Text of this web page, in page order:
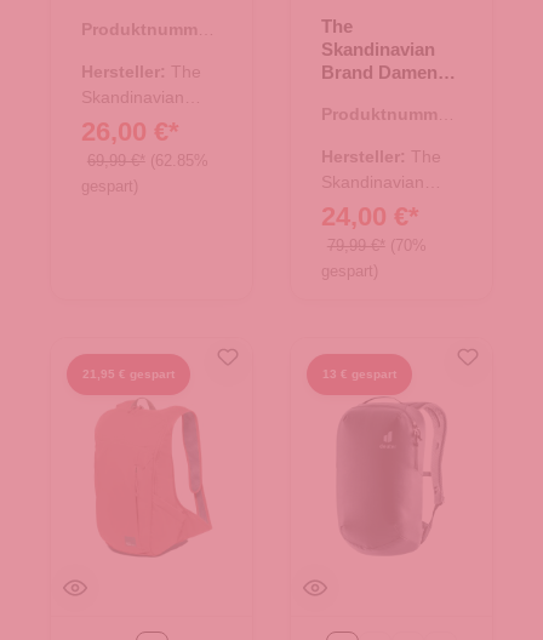
Hunter - tan
Produktnummer:
Hersteller: The
Skandinavian
Brand
26,00 €*
69,99 €* (62.85%
gespart)
The
Skandinavian
Brand Damen
- Blue
Produktnummer:
Hersteller: The
Skandinavian
Brand
24,00 €*
79,99 €* (70%
gespart)
21,95 € gespart 13 € gespart